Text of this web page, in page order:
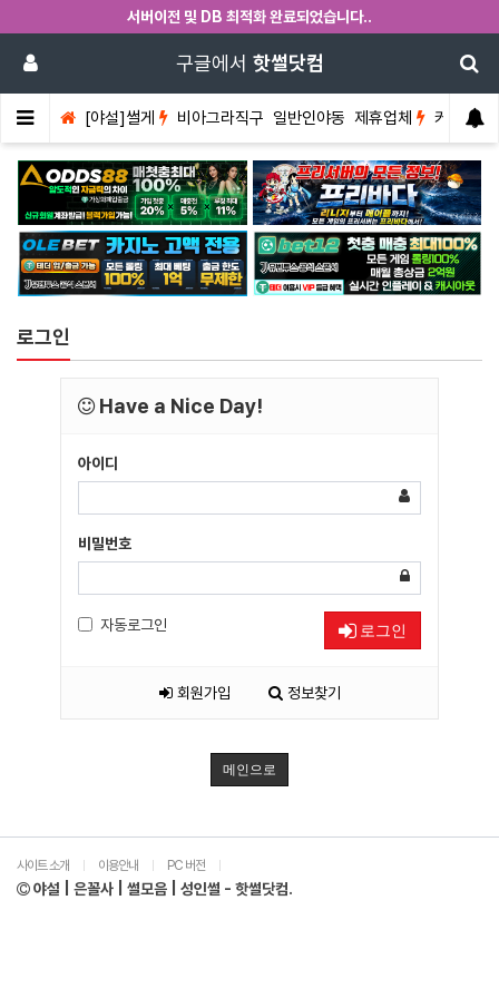
서버이전 및 DB 최적화 완료되었습니다..
구글에서 핫썰닷컴
[야설]썰게 비아그라직구 일반인야동 제휴업체 커뮤니티
로그인
Have a Nice Day!
아이디
비밀번호
자동로그인 로그인
회원가입 정보찾기
메인으로
사이트 소개 이용안내 PC 버전
야설 | 은꼴사 | 썰모음 | 성인썰 - 핫썰닷컴.